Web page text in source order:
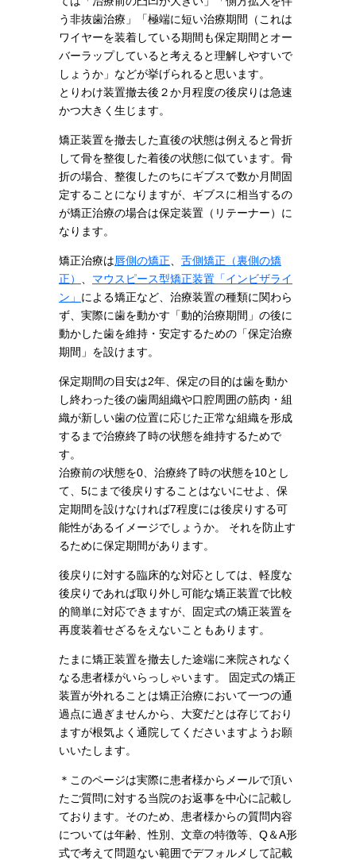
う非抜歯治療」「極端に短い治療期間（これは
ワイヤーを装着している期間も保定期間とオー
バーラップしていると考えると理解しやすいで
しょうか」などが挙げられると思います。
とりわけ装置撤去後２か月程度の後戻りは急速
かつ大きく生じます。
矯正装置を撤去した直後の状態は例えると骨折
して骨を整復した着後の状態に似ています。骨
折の場合、整復したのちにギブスで数か月間固
定することになりますが、ギブスに相当するの
が矯正治療の場合は保定装置（リテーナー）に
なります。
矯正治療は唇側の矯正
舌側矯正（裏側の矯
正）
マウスピース型矯正装置「インビザライ
ン」 による矯正など、治療装置の種類に関わら
ず、実際に歯を動かす「動的治療期間」の後に
動かした歯を維持・安定するための「保定治療
期間」を設けます。
保定期間の目安は2年、保定の目的は歯を動か
し終わった後の歯周組織や口腔周囲の筋肉・組
織が新しい歯の位置に応じた正常な組織を形成
するまで治療終了時の状態を維持するためで
す。
治療前の状態を0、治療終了時の状態を10とし
て、5にまで後戻りすることはないにせよ、保
定期間を設けなければ7程度には後戻りする可
能性があるイメージでしょうか。 それを防止す
るために保定期間があります。
後戻りに対する臨床的な対応としては、軽度な
後戻りであれば取り外し可能な矯正装置で比較
的簡単に対応できますが、固定式の矯正装置を
再度装着せざるをえないこともあります。
たまに矯正装置を撤去した途端に来院されなく
なる患者様がいらっしゃいます。 固定式の矯正
装置が外れることは矯正治療において一つの通
過点に過ぎませんから、大変だとは存じており
ますが根気よく通院してくださいますようお願
いいたします。
＊このページは実際に患者様からメールで頂い
たご質問に対する当院のお返事を中心に記載し
ております。そのため、患者様からの質問内容
については年齢、性別、文章の特徴等、Q＆A形
式で考えて問題ない範囲でデフォルメして記載